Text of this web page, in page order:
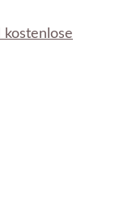
kostenlose